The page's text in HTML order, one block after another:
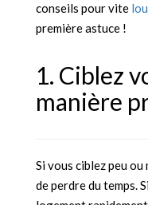
conseils pour vite
première astuce !
1. Ciblez
manière
Si vous ciblez peu
de perdre du temps.